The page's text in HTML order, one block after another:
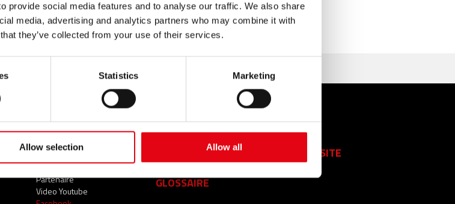
provide social media features and to analyse our traffic. We also share
media, advertising and analytics partners who may combine it with
they’ve collected from your use of their services.
Statistics Marketing
Allow selection Allow all
SOCIÉTÉ
Qui sommes-nous ?
Notre organisation
Partenaire
Video Youtube
CONTACTS
FAQ
TOP SEARCHES
PLAN DU SITE
GLOSSAIRE